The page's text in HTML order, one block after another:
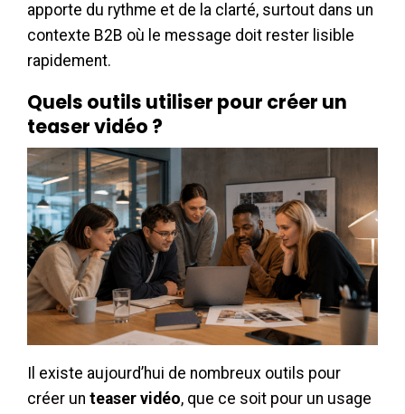
apporte du rythme et de la clarté, surtout dans un
contexte B2B où le message doit rester lisible
rapidement.
Quels outils utiliser pour créer un
teaser vidéo ?
Il existe aujourd’hui de nombreux outils pour
créer un teaser vidéo, que ce soit pour un usage